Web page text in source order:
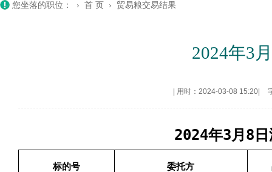
您坐落的职位： › 首 页 › 贸易粮交易结果
2024年3
用时：2024-03-08 15:20
2024年3月8
标的号 委托方